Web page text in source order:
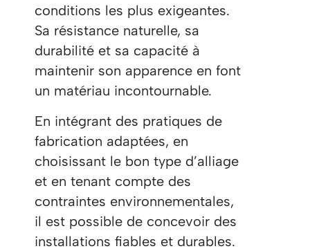
conditions les plus exigeantes.
Sa résistance naturelle, sa
durabilité et sa capacité à
maintenir son apparence en font
un matériau incontournable.
En intégrant des pratiques de
fabrication adaptées, en
choisissant le bon type d’alliage
et en tenant compte des
contraintes environnementales,
il est possible de concevoir des
installations fiables et durables.